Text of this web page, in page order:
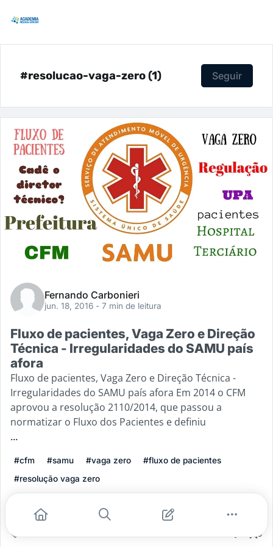
#resolucao-vaga-zero (1) Seguir
Fernando Carbonieri
jun. 18, 2016 - 7 min de leitura
Fluxo de pacientes, Vaga Zero e Direção
Técnica - Irregularidades do SAMU país
afora
Fluxo de pacientes, Vaga Zero e Direção Técnica -
Irregularidades do SAMU país afora Em 2014 o CFM
aprovou a resolução 2110/2014, que passou a
normatizar o Fluxo dos Pacientes e definiu
...
#cfm #samu #vaga zero
#fluxo de pacientes
#resolução vaga zero
Leia mais
0